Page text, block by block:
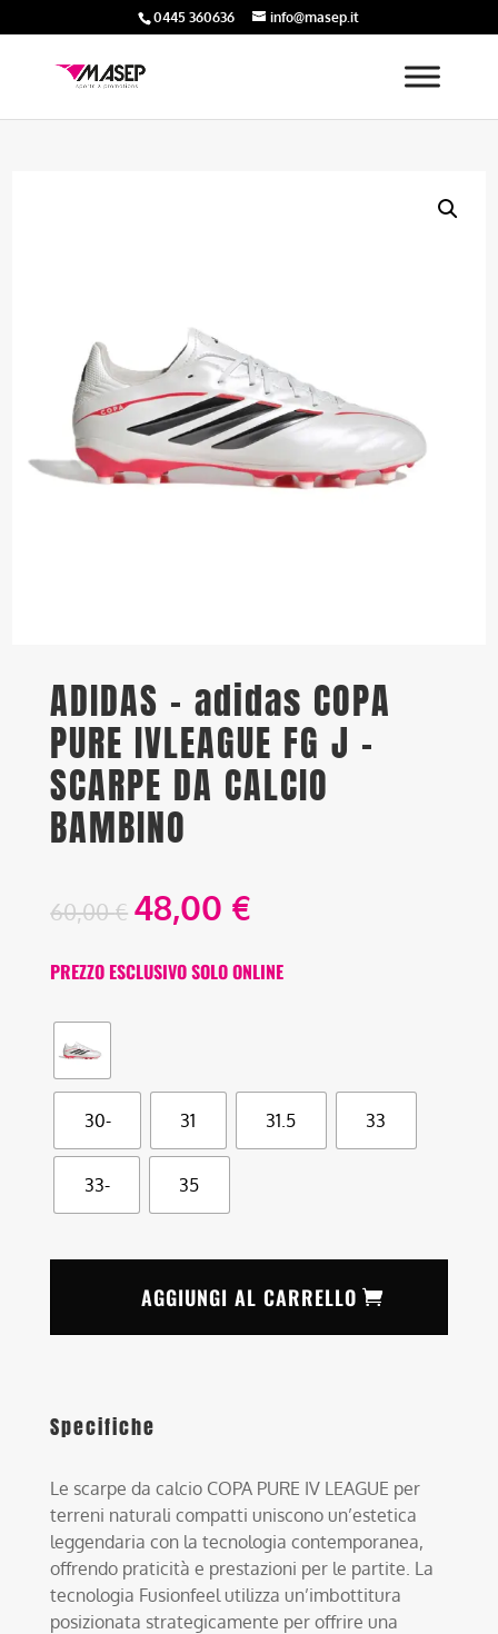
0445 360636 info@masep.it
ADIDAS – adidas COPA
PURE IVLEAGUE FG J –
SCARPE DA CALCIO
BAMBINO
60,00€ 48,00 €
PREZZO ESCLUSIVO SOLO ONLINE
30- 31 31.5 33
33- 35
AGGIUNGI AL CARRELLO
Specifiche
Le scarpe da calcio COPA PURE IV LEAGUE per
terreni naturali compatti uniscono un’estetica
leggendaria con la tecnologia contemporanea,
offrendo praticità e prestazioni per le partite. La
tecnologia Fusionfeel utilizza un’imbottitura
posizionata strategicamente per offrire una